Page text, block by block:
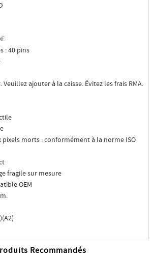
: 40 pins
ajouter à la caisse. Évitez les frais RMA.
morts : conformément à la norme ISO
fragile sur mesure
OEM
Recommandés